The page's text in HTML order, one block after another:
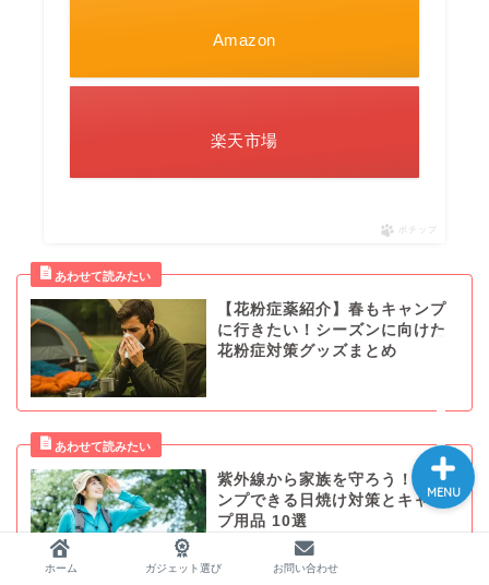
Amazon
楽天市場
ポチップ
【花粉症薬紹介】春もキャンプ
に行きたい！シーズンに向けた
花粉症対策グッズまとめ
紫外線から家族を守ろう！キャ
ンプできる日焼け対策とキャン
プ用品 10選
ホーム ガジェット選び お問い合わせ
MENU
ガジェット選び